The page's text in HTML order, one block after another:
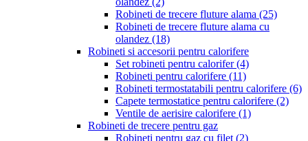
Robineti de trecere fluture alama (25)
Robineti de trecere fluture alama cu
olandez (18)
Robineti si accesorii pentru calorifere
Set robineti pentru calorifer(4)
Robineti pentru calorifere (11)
Robineti termostatabili pentru calorifere (6)
Capete termostatice pentru calorifere (2)
Ventile de aerisire calorifere (1)
Robineti de trecere pentru gaz
Robineti pentru gaz cu filet (2)